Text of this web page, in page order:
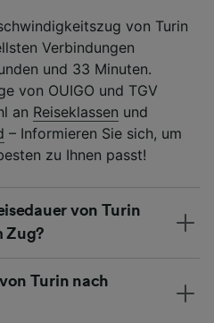
von Turin
Verbindungen
und 33 Minuten.
von OUIGO und TGV
an Reiseklassen und
– Informieren Sie sich, um
zu Ihnen passt!
von Turin
Zug?
Turin nach